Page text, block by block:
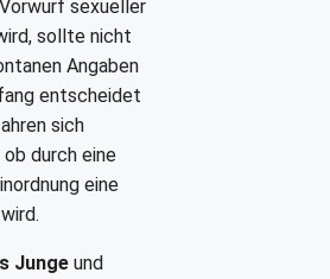
sexueller
sollte nicht
Angaben
entscheidet
sich
durch eine
eine
Junge und